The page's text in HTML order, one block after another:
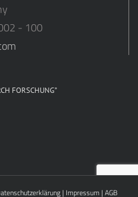
- 100
FORSCHUNG”
| Impressum| AGB